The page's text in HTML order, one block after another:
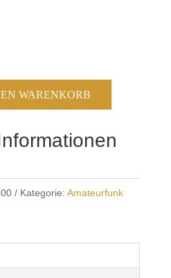
WARENKORB
Kategorie: Amateurfunk